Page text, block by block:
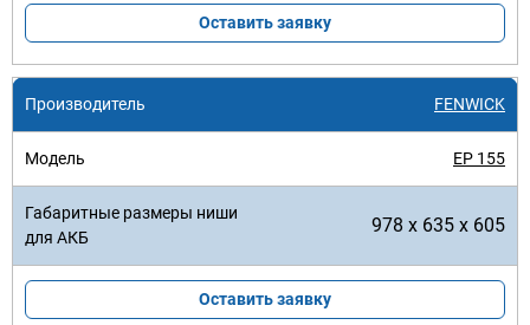
Оставить заявку
FENWICK
EP 155
978 x 635 x 605
Оставить заявку